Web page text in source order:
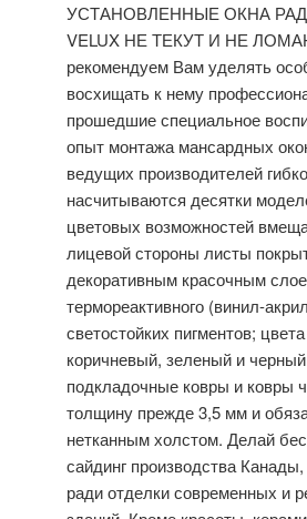
УСТАНОВЛЕННЫЕ ОКНА
VELUX НЕ ТЕКУТ И НЕ
рекомендуем Вам уделять
восхищать к нему
прошедшие специальное
опыт монтажа мансардных
ведущих производителей
насчитываются десятки
цветовых возможностей
лицевой стороны листы
декоративным красочным
термореактивного (винил-
светостойких пигментов;
коричневый, зеленый и
подкладочные ковры и ковры
толщину прежде 3,5 мм и
нетканным холстом. Делай
сайдинг производства
ради отделки современных и